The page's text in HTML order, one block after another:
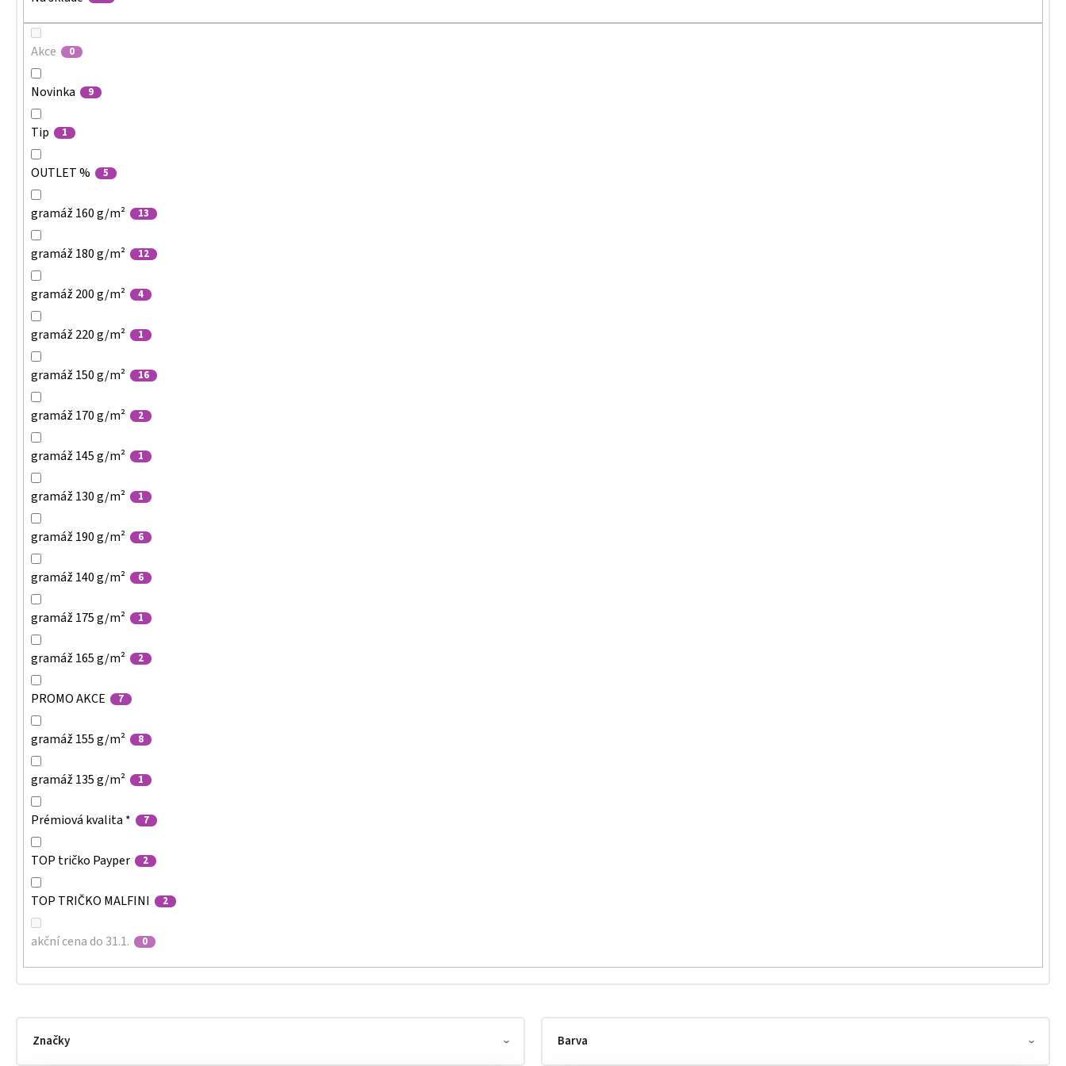
Akce 0
Novinka 9
Tip 1
OUTLET % 5
gramáž 160 g/m² 13
gramáž 180 g/m² 12
gramáž 200 g/m² 4
gramáž 220 g/m² 1
gramáž 150 g/m² 16
gramáž 170 g/m² 2
gramáž 145 g/m² 1
gramáž 130 g/m² 1
gramáž 190 g/m² 6
gramáž 140 g/m² 6
gramáž 175 g/m² 1
gramáž 165 g/m² 2
PROMO AKCE 7
gramáž 155 g/m² 8
gramáž 135 g/m² 1
Prémiová kvalita * 7
TOP tričko Payper 2
TOP TRIČKO MALFINI 2
akční cena do 31.1. 0
Značky Barva